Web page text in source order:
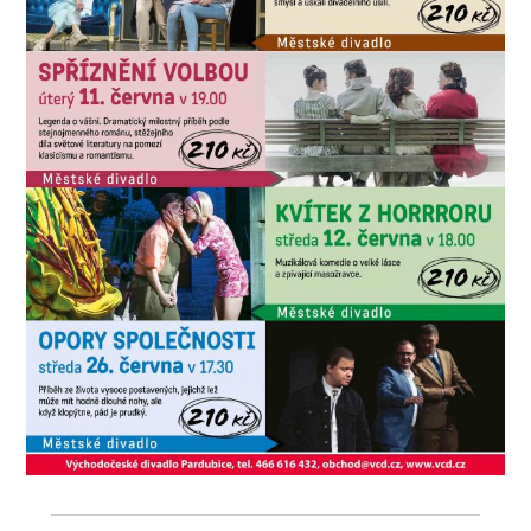
DÁLE NABÍZÍME